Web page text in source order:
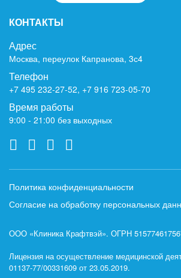
КОНТАКТЫ
Адрес
Москва, переулок Капранова, 3с4
Телефон
+7 495 232-27-52, +7 916 723-05-70
Время работы
9:00 - 21:00 без выходных
Политика конфиденциальности
Согласие на обработку персональных
ООО «Клиника Крафтвэй». ОГРН
Лицензия на осуществление медицинской
01137-77/00331609 от 23.05.2019.